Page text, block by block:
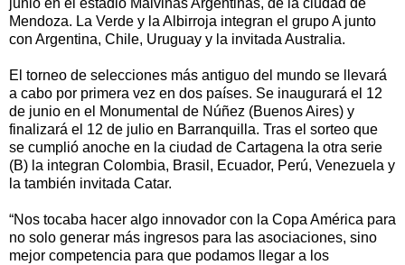
junio en el estadio Malvinas Argentinas, de la ciudad de
Mendoza. La Verde y la Albirroja integran el grupo A junto
con Argentina, Chile, Uruguay y la invitada Australia.
El torneo de selecciones más antiguo del mundo se llevará
a cabo por primera vez en dos países. Se inaugurará el 12
de junio en el Monumental de Núñez (Buenos Aires) y
finalizará el 12 de julio en Barranquilla. Tras el sorteo que
se cumplió anoche en la ciudad de Cartagena la otra serie
(B) la integran Colombia, Brasil, Ecuador, Perú, Venezuela y
la también invitada Catar.
“Nos tocaba hacer algo innovador con la Copa América para
no solo generar más ingresos para las asociaciones, sino
mejor competencia para que podamos llegar a los